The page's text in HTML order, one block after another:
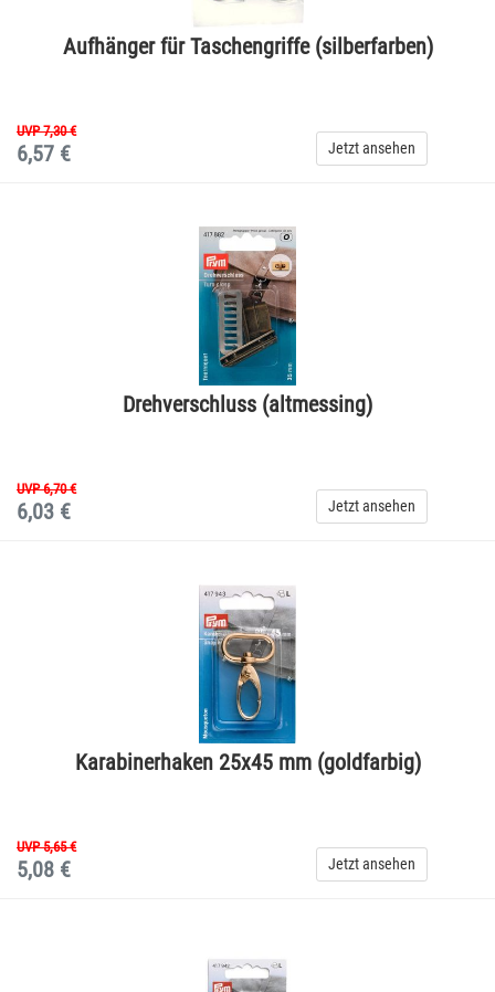
Aufhänger für Taschengriffe (silberfarben)
UVP 7,30 €
6,57 € Jetzt ansehen
Drehverschluss (altmessing)
UVP 6,70 €
6,03 € Jetzt ansehen
Karabinerhaken 25x45 mm (goldfarbig)
UVP 5,65 €
5,08 € Jetzt ansehen